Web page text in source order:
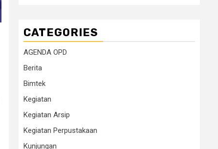
CATEGORIES
AGENDA OPD
Berita
Bimtek
Kegiatan
Kegiatan Arsip
Kegiatan Perpustakaan
Kunjungan